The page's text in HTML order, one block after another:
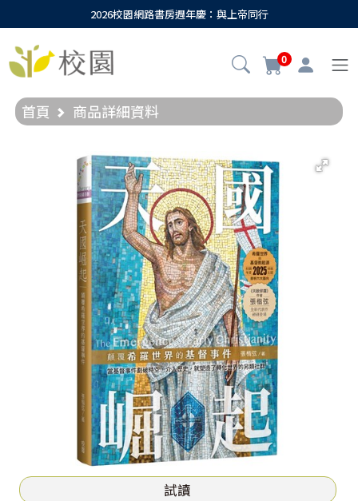
2026校園網路書房週年慶：與上帝同行
0
首頁 商品詳細資料
試讀